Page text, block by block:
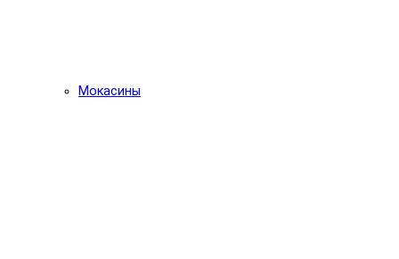
Мокасины